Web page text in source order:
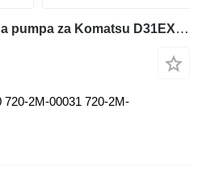
720-2M-00050 hidraulična pumpa za Komatsu D31EX-21 D31PX-21 D37PX-21 D37EX-21 buldožera
720-2M-00031 720-2M-